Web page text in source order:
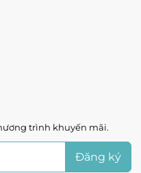
Phạm Văn
Nội
Phạm Hùng,
đường Quang
Nghệ An
trình khuyến mãi.
Đăng ký